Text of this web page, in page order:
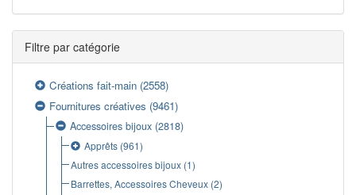
Filtre par catégorie
Créations fait-main (2558)
Fournitures créatives (9461)
Accessoires bijoux (2818)
Apprêts(961)
Autres accessoires bijoux(1)
Barrettes, Accessoires Cheveux(2)